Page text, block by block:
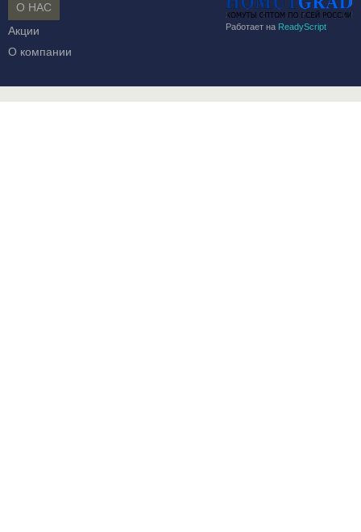
Работает на ReadyScript
О НАС
Акции
О компании